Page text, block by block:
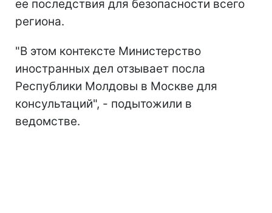
ее последствия для безопасности всего
региона.
"В этом контексте Министерство
иностранных дел отзывает посла
Республики Молдовы в Москве для
консультаций", - подытожили в
ведомстве.